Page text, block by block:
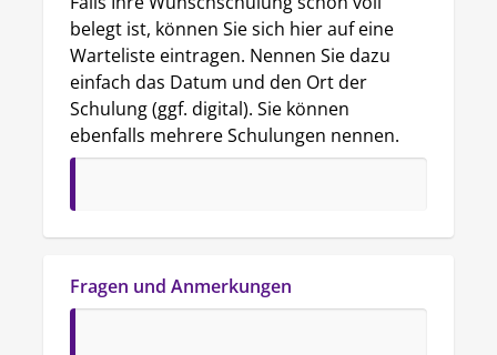
belegt ist, können Sie sich hier auf eine
Warteliste eintragen. Nennen Sie dazu
einfach das Datum und den Ort der
Schulung (ggf. digital). Sie können
ebenfalls mehrere Schulungen nennen.
Fragen und Anmerkungen